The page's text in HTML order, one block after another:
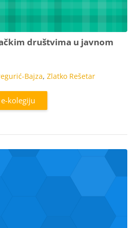
društvima u javnom
Bajza, Zlatko Rešetar
kolegiju